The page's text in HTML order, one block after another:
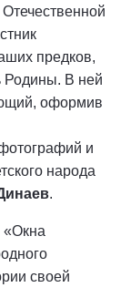
предков,
Родины. В ней
оформив
и
народа
.
«Окна
своей